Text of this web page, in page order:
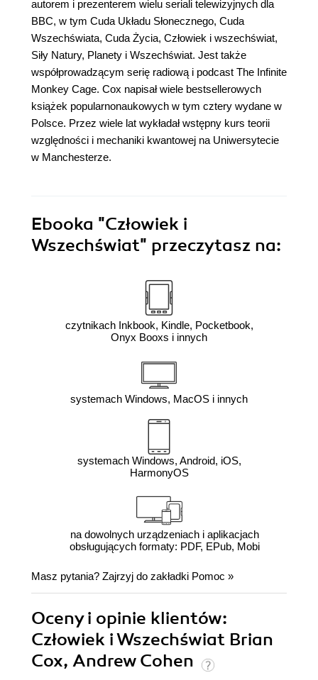
autorem i prezenterem wielu seriali telewizyjnych dla
BBC, w tym Cuda Układu Słonecznego, Cuda
Wszechświata, Cuda Życia, Człowiek i wszechświat,
Siły Natury, Planety i Wszechświat. Jest także
współprowadzącym serię radiową i podcast The Infinite
Monkey Cage. Cox napisał wiele bestsellerowych
książek popularnonaukowych w tym cztery wydane w
Polsce. Przez wiele lat wykładał wstępny kurs teorii
względności i mechaniki kwantowej na Uniwersytecie
w Manchesterze.
Ebooka "Człowiek i
Wszechświat" przeczytasz na:
czytnikach Inkbook, Kindle, Pocketbook,
Onyx Booxs i innych
systemach Windows, MacOS i innych
systemach Windows, Android, iOS,
HarmonyOS
na dowolnych urządzeniach i aplikacjach
obsługujących formaty: PDF, EPub, Mobi
Masz pytania? Zajrzyj do zakładki Pomoc »
Oceny i opinie klientów:
Człowiek i Wszechświat Brian
Cox, Andrew Cohen